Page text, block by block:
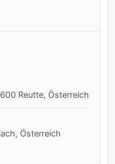
Reutte, Österreich
Österreich